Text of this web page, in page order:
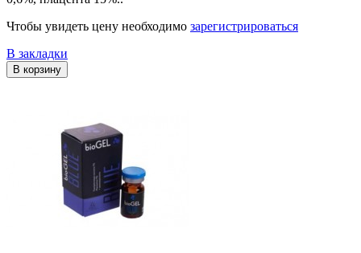
Чтобы увидеть цену необходимо зарегистрироваться
В закладки
В корзину